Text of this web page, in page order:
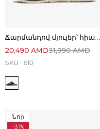
Ճարմանդով մյուլեր՝ հիանալի ընտրություն
31,990AMD
20,490 AMD
SKU 610
Նոր
-31%